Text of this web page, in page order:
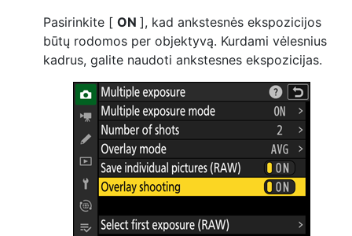
Pasirinkite [ ON ], kad ankstesnės ekspozicijos
būtų rodomos per objektyvą. Kurdami vėlesnius
kadrus, galite naudoti ankstesnes ekspozicijas.